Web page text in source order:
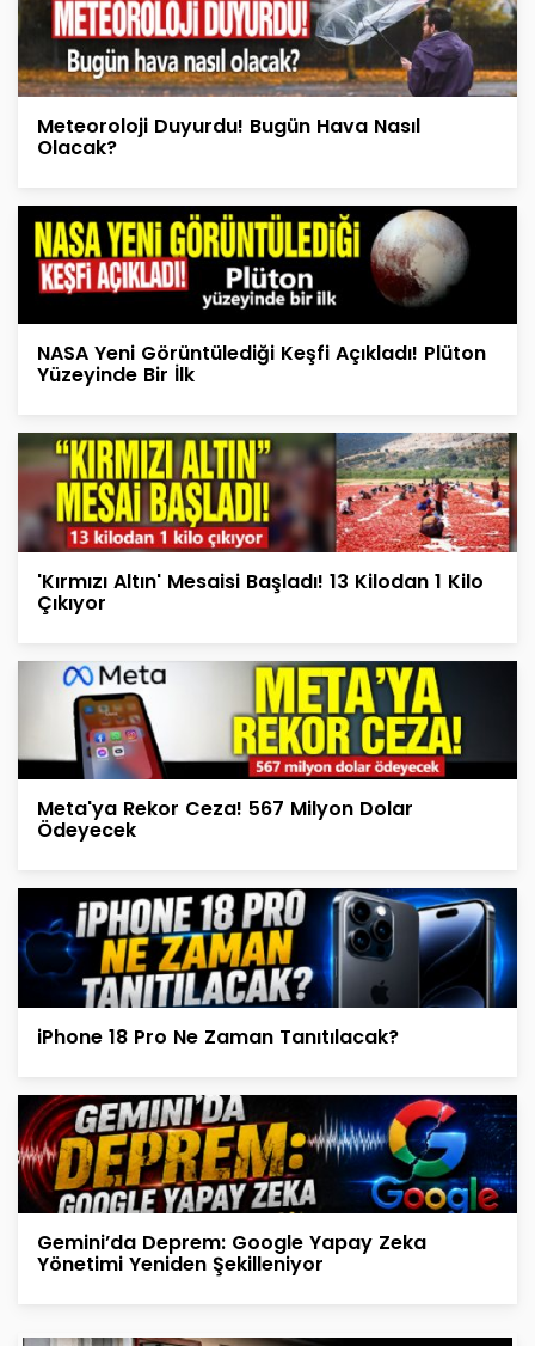
Meteoroloji Duyurdu! Bugün Hava Nasıl
Olacak?
NASA Yeni Görüntülediği Keşfi Açıkladı! Plüton
Yüzeyinde Bir İlk
'Kırmızı Altın' Mesaisi Başladı! 13 Kilodan 1 Kilo
Çıkıyor
Meta'ya Rekor Ceza! 567 Milyon Dolar
Ödeyecek
iPhone 18 Pro Ne Zaman Tanıtılacak?
Gemini’da Deprem: Google Yapay Zeka
Yönetimi Yeniden Şekilleniyor